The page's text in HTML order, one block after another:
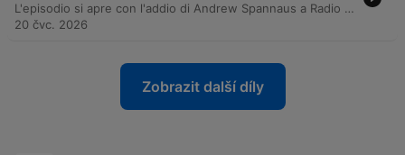
L'episodio si apre con l'addio di Andrew Spannaus a Radio 24 e un approfondimento sul caso Mario Roggero attraverso l'intervista all'avvocato Marcolini, analizzando le prospettive legali e il peso della gestione mediatica. La discussione si sposta poi su temi internazionali, tra cui le tensioni in Medio Oriente, le strategie elettorali di Donald Trump e la vicenda diplomatica riguardante Alessio Casimirri. Nella parte finale, il podcast esplora riflessioni etiche sulla responsabilità individuale, l'analisi culturale del film 'L'Odissea' di Christopher Nolan con il professor Nicola Gardini e curiosità linguistiche sull'evoluzione della lingua italiana. L'appuntamento si conclude con i saluti stagionali e un breve excursus sulle radici storiche dei termini linguistici.
20 čvc. 2026
Zobrazit další díly